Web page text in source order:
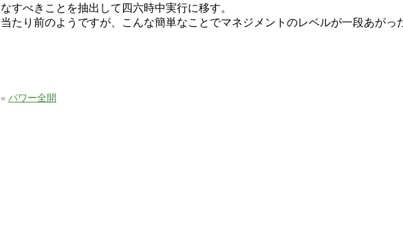
なすべきことを抽出して四六時中実行に移す。
当たり前のようですが、こんな簡単なことでマネジメントのレベルが一段あがっ
« パワー全開